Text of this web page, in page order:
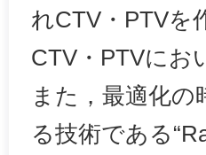
れCTV・PTVを
CTV・PTVにお
また，最適化
る技術である